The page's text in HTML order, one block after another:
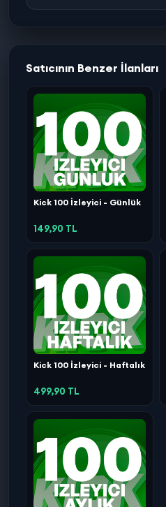
Satıcının Benzer İlanları
Kick 100 İzleyici - Günlük
149,90 TL
Kick 100 İzleyici - Haftalık
499,90 TL